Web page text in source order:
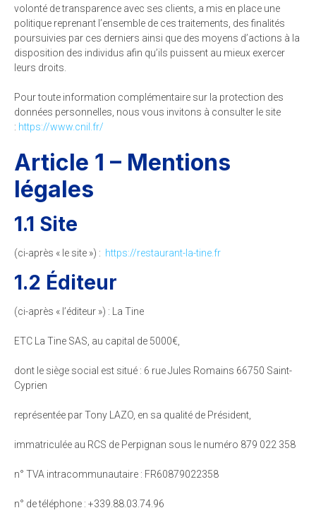
volonté de transparence avec ses clients, a mis en place une
politique reprenant l’ensemble de ces traitements, des finalités
poursuivies par ces derniers ainsi que des moyens d’actions à la
disposition des individus afin qu’ils puissent au mieux exercer
leurs droits.
Pour toute information complémentaire sur la protection des
données personnelles, nous vous invitons à consulter le site
: https://www.cnil.fr/
Article 1 – Mentions
légales
1.1 Site
(ci-après « le site ») : https://restaurant-la-tine.fr
1.2 Éditeur
(ci-après « l’éditeur ») : La Tine
ETC La Tine SAS, au capital de 5000€,
dont le siège social est situé : 6 rue Jules Romains 66750 Saint-
Cyprien
représentée par Tony LAZO, en sa qualité de Président,
immatriculée au RCS de Perpignan sous le numéro 879 022 358
n° TVA intracommunautaire : FR60879022358
n° de téléphone : +339.88.03.74.96